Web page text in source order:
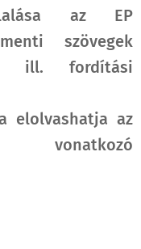
az EP
szövegek
ill. fordítási
elolvashatja az
vonatkozó